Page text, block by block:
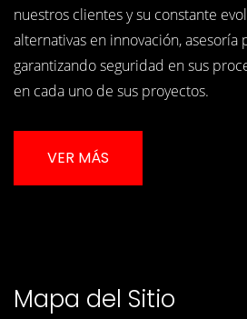
nuestros clientes y su constante
alternativas en innovación, asesoría
garantizando seguridad en sus
en cada uno de sus proyectos.
VER MÁS
Mapa del Sitio